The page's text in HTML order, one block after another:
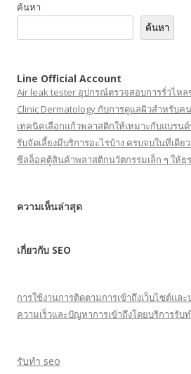
ค้นหา
ค้นหา
Line Official Account
Air leak tester อุปกรณ์ตรวจสอบการรั่วไหล
Clinic Dermatology กับการดูแลผิวสำหรับค
เทคนิคเลือกแก้วพลาสติกให้เหมาะกับแบรน
รับจัดเลี้ยงมีบริการอะไรบ้าง ครบจบในที่เดีย
ซีลล็อคตู้สินค้าพลาสติกนวัตกรรมเล็ก ๆ ให้ธุ
ความเห็นล่าสุด
เกี่ยวกับ SEO
การใช้งานการติดตามการเข้าถึงเว็บไซต์แล
ความเร็วและปัญหาการเข้าถึงโดยบริการรับ
รับทำ seo